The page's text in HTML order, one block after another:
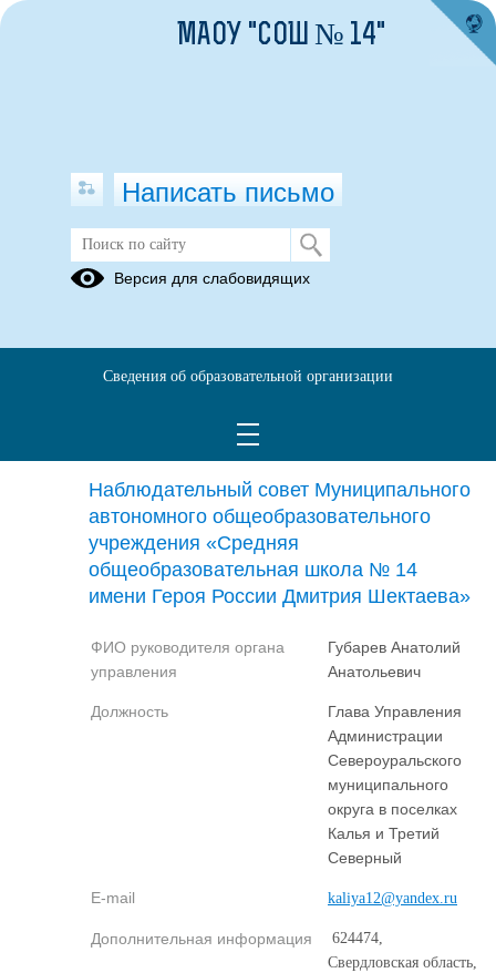
Cтруктурные подразделения
образовательной организации
Наблюдательный совет Муниципального
автономного общеобразовательного
учреждения «Средняя
общеобразовательная школа № 14
имени Героя России Дмитрия Шектаева»
ФИО руководителя органа
управления
Губарев Анатолий
Анатольевич
Должность
Глава Управления
Администрации
Североуральского
муниципального
округа в поселках
Калья и Третий
Северный
E-mail kaliya12@yandex.ru
Дополнительная информация
624474,
Свердловская область,
МАОУ "СОШ № 14"
Написать письмо
Версия для слабовидящих
Сведения об образовательной организации